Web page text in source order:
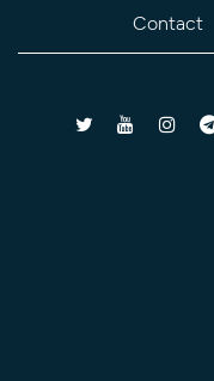
Contact